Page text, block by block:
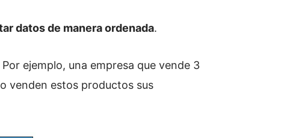
datos de manera ordenada.
ejemplo, una empresa que vende 3
venden estos productos sus